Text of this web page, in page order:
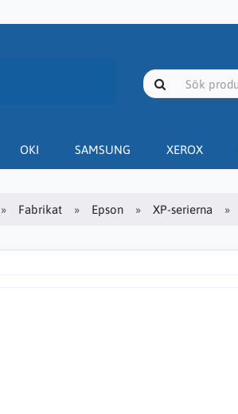
OKI SAMSUNG XEROX
Fabrikat Epson XP-serierna